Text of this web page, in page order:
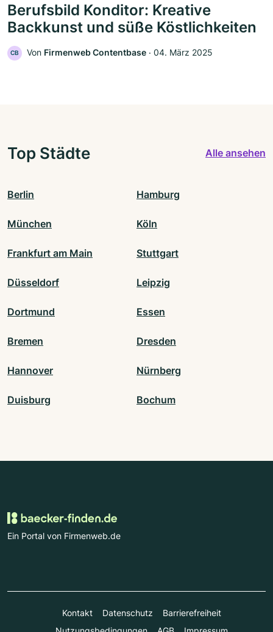
Berufsbild Konditor: Kreative
Backkunst und süße Köstlichkeiten
CB Von Firmenweb Contentbase ‧ 04. März 2025
Top Städte Alle ansehen
Berlin Hamburg
München Köln
Frankfurt am Main Stuttgart
Düsseldorf Leipzig
Dortmund Essen
Bremen Dresden
Hannover Nürnberg
Duisburg Bochum
Ein Portal von Firmenweb.de
Kontakt Datenschutz
Barrierefreiheit